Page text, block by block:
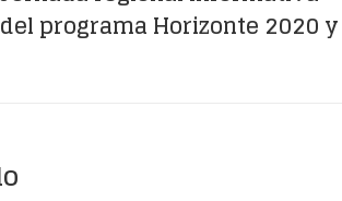
programa Horizonte 2020 y